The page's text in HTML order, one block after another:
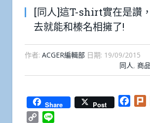
[同人]這T-shirt實在是讚
去就能和榛名相擁了!
作者: ACGER編輯部 日期: 19/09/2015
同人, 商
Share Post
Copy